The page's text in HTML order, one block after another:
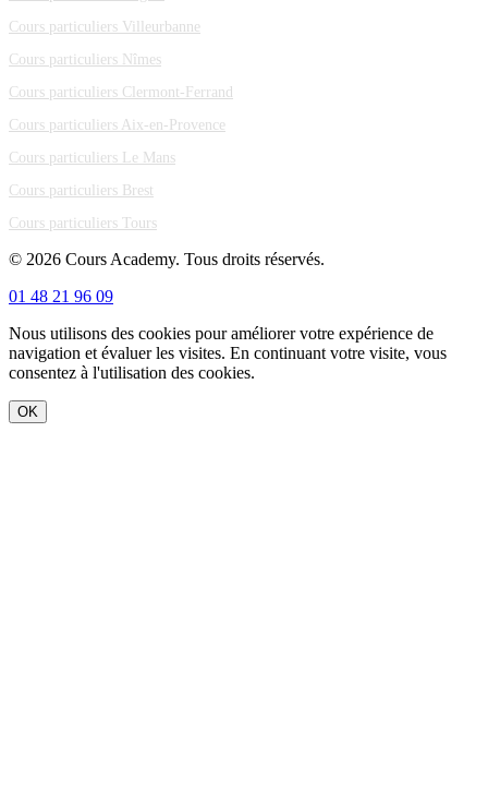
Cours particuliers Villeurbanne
Cours particuliers Nîmes
Cours particuliers Clermont-Ferrand
Cours particuliers Aix-en-Provence
Cours particuliers Le Mans
Cours particuliers Brest
Cours particuliers Tours
© 2026 Cours Academy. Tous droits réservés.
01 48 21 96 09
Nous utilisons des cookies pour améliorer votre expérience de
navigation et évaluer les visites. En continuant votre visite, vous
consentez à l'utilisation des cookies.
OK